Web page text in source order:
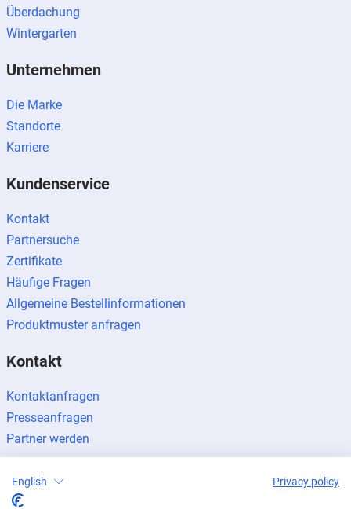
Überdachung
Wintergarten
Unternehmen
Die Marke
Standorte
Karriere
Kundenservice
Kontakt
Partnersuche
Zertifikate
Häufige Fragen
Allgemeine Bestellinformationen
Produktmuster anfragen
Kontakt
Kontaktanfragen
Presseanfragen
Partner werden
English Privacy policy